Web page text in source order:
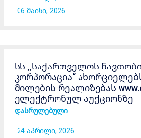
06 მაისი, 2026
სს ,,საქართველოს
კორპორაცია“
მილების რეალიზებას
ელექტრონულ აუქციონზე
დასრულებული
24 აპრილი, 2026